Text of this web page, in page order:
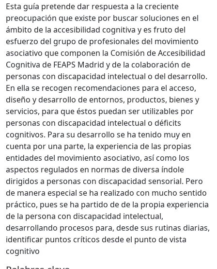
Esta guía pretende dar respuesta a la creciente
preocupación que existe por buscar soluciones en el
ámbito de la accesibilidad cognitiva y es fruto del
esfuerzo del grupo de profesionales del movimiento
asociativo que componen la Comisión de Accesibilidad
Cognitiva de FEAPS Madrid y de la colaboración de
personas con discapacidad intelectual o del desarrollo.
En ella se recogen recomendaciones para el acceso,
diseño y desarrollo de entornos, productos, bienes y
servicios, para que éstos puedan ser utilizables por
personas con discapacidad intelectual o déficits
cognitivos. Para su desarrollo se ha tenido muy en
cuenta por una parte, la experiencia de las propias
entidades del movimiento asociativo, así como los
aspectos regulados en normas de diversa índole
dirigidos a personas con discapacidad sensorial. Pero
de manera especial se ha realizado con mucho sentido
práctico, pues se ha partido de de la propia experiencia
de la persona con discapacidad intelectual,
desarrollando procesos para, desde sus rutinas diarias,
identificar puntos críticos desde el punto de vista
cognitivo